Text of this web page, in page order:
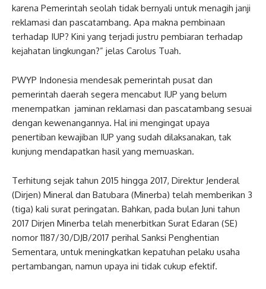
karena Pemerintah seolah tidak bernyali untuk menagih janji
reklamasi dan pascatambang. Apa makna pembinaan
terhadap IUP? Kini yang terjadi justru pembiaran terhadap
kejahatan lingkungan?” jelas Carolus Tuah.
PWYP Indonesia mendesak pemerintah pusat dan
pemerintah daerah segera mencabut IUP yang belum
menempatkan jaminan reklamasi dan pascatambang sesuai
dengan kewenangannya. Hal ini mengingat upaya
penertiban kewajiban IUP yang sudah dilaksanakan, tak
kunjung mendapatkan hasil yang memuaskan.
Terhitung sejak tahun 2015 hingga 2017, Direktur Jenderal
(Dirjen) Mineral dan Batubara (Minerba) telah memberikan 3
(tiga) kali surat peringatan. Bahkan, pada bulan Juni tahun
2017 Dirjen Minerba telah menerbitkan Surat Edaran (SE)
nomor 1187/30/DJB/2017 perihal Sanksi Penghentian
Sementara, untuk meningkatkan kepatuhan pelaku usaha
pertambangan, namun upaya ini tidak cukup efektif.